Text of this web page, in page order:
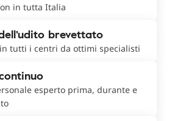
in tutta Italia
brevettato
tutti i centri da ottimi specialisti
esperto prima, durante e